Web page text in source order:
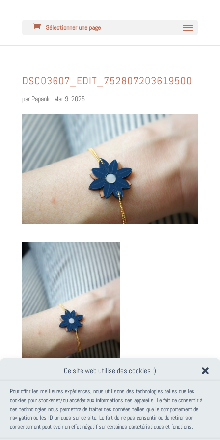
Ce site web utilise des cookies :)
Pour offrir les meilleures expériences, nous utilisons des technologies telles que les
cookies pour stocker et/ou accéder aux informations des appareils. Le fait de consentir à
ces technologies nous permettra de traiter des données telles que le comportement de
navigation ou les ID uniques sur ce site. Le fait de ne pas consentir ou de retirer son
consentement peut avoir un effet négatif sur certaines caractéristiques et fonctions.
Sélectionner une page
DSC03607_EDIT_752807203619500
par Papank| Mar 9, 2025
PANIER
Votre panier est vide.